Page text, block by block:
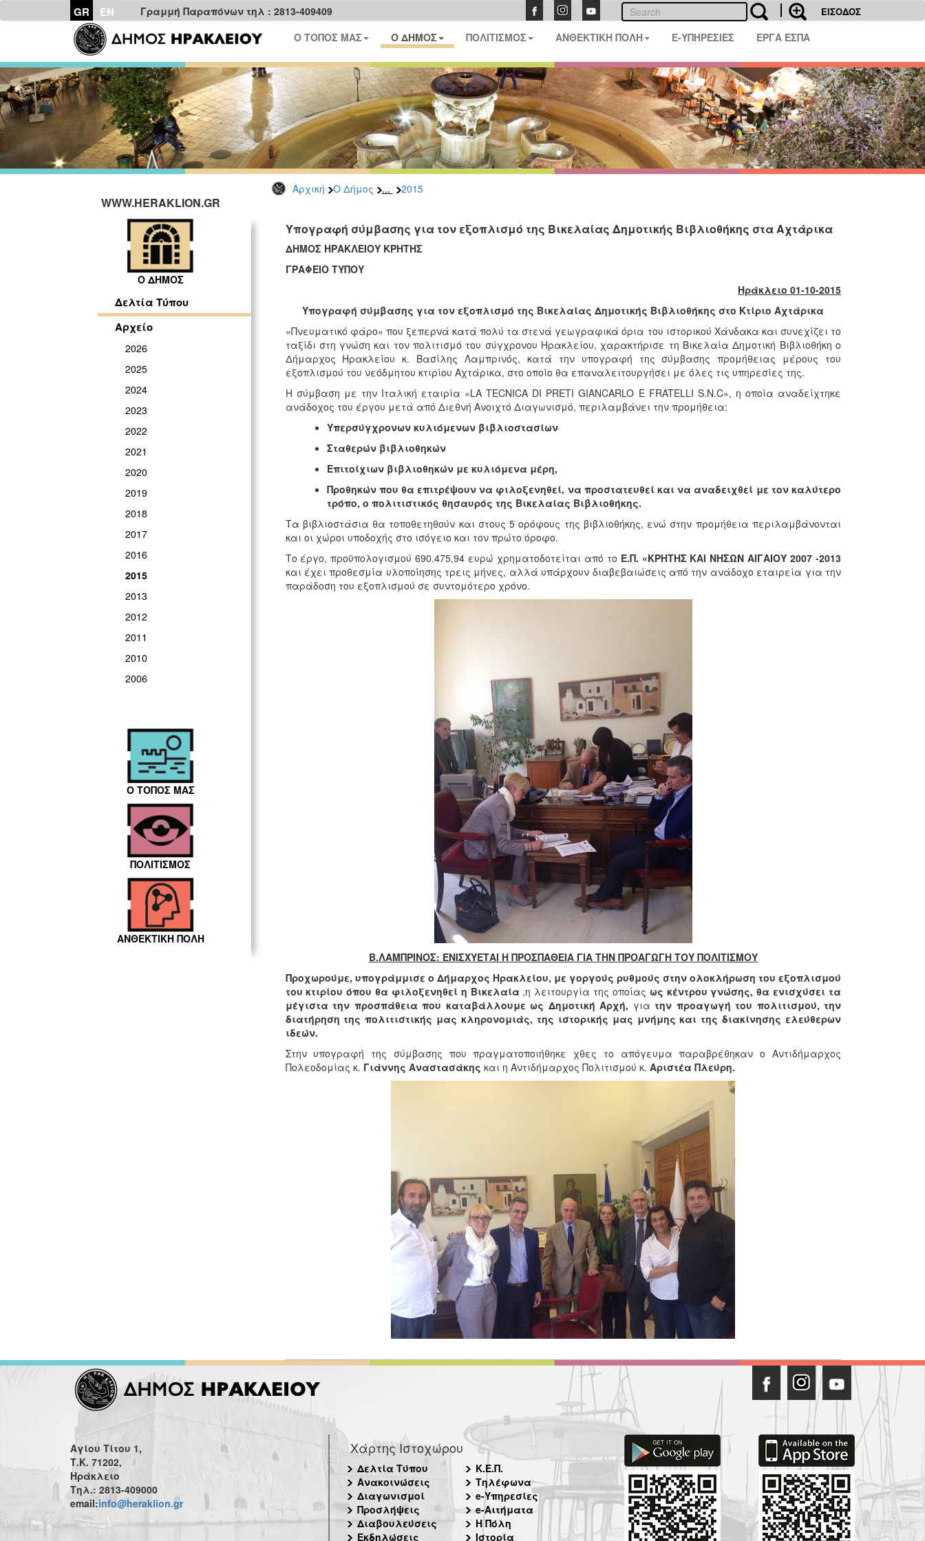
GR EN Γραμμή Παραπόνων τηλ : 2813-409409 ΕΙΣΟΔΟΣ
Ο ΤΟΠΟΣ ΜΑΣ Ο ΔΗΜΟΣ ΠΟΛΙΤΙΣΜΟΣ ΑΝΘΕΚΤΙΚΗ ΠΟΛΗ E-ΥΠΗΡΕΣΙΕΣ ΕΡΓΑ ΕΣΠΑ
Αρχική Ο Δήμος ... 2015
WWW.HERAKLION.GR
Ο ΔΗΜΟΣ
Δελτία Τύπου
Αρχείο
2026
2025
2024
2023
2022
2021
2020
2019
2018
2017
2016
2015
2013
2012
2011
2010
2006
Ο ΤΟΠΟΣ ΜΑΣ
ΠΟΛΙΤΙΣΜΟΣ
ΑΝΘΕΚΤΙΚΗ ΠΟΛΗ
Υπογραφή σύμβασης για τον εξοπλισμό της Βικελαίας Δημοτικής Βιβλιοθήκης στα Αχτάρικα
ΔΗΜΟΣ ΗΡΑΚΛΕΙΟΥ ΚΡΗΤΗΣ
ΓΡΑΦΕΙΟ ΤΥΠΟΥ
Ηράκλειο 01-10-2015
Υπογραφή σύμβασης για τον εξοπλισμό της Βικελαίας Δημοτικής Βιβλιοθήκης στο Κτίριο Αχτάρικα
«Πνευματικό φάρο» που ξεπερνά κατά πολύ τα στενά γεωγραφικά όρια του ιστορικού Χάνδακα και συνεχίζει το
ταξίδι στη γνώση και τον πολιτισμό του σύγχρονου Ηρακλείου, χαρακτήρισε τη Βικελαία Δημοτική Βιβλιοθήκη ο
Δήμαρχος Ηρακλείου κ. Βασίλης Λαμπρινός, κατά την υπογραφή της σύμβασης προμήθειας μέρους του
εξοπλισμού του νεόδμητου κτιρίου Αχτάρικα, στο οποίο θα επαναλειτουργήσει με όλες τις υπηρεσίες της.
Η σύμβαση με την Ιταλική εταιρία «LA TECNICA DI PRETI GIANCARLO E FRATELLI S.N.C», η οποία αναδείχτηκε
ανάδοχος του έργου μετά από Διεθνή Ανοιχτό Διαγωνισμό, περιλαμβάνει την προμήθεια:
Υπερσύγχρονων κυλιόμενων βιβλιοστασίων
Σταθερών βιβλιοθηκών
Επιτοίχιων βιβλιοθηκών με κυλιόμενα μέρη,
Προθηκών που θα επιτρέψουν να φιλοξενηθεί, να προστατευθεί και να αναδειχθεί με τον καλύτερο
τρόπο, ο πολιτιστικός θησαυρός της Βικελαίας Βιβλιοθήκης.
Τα βιβλιοστάσια θα τοποθετηθούν και στους 5 ορόφους της βιβλιοθήκης, ενώ στην προμήθεια περιλαμβάνονται
και οι χώροι υποδοχής στο ισόγειο και τον πρώτο όροφο.
Το έργο, προϋπολογισμού 690.475,94 ευρώ χρηματοδοτείται από το Ε.Π. «ΚΡΗΤΗΣ ΚΑΙ ΝΗΣΩΝ ΑΙΓΑΙΟΥ 2007 -2013
και έχει προθεσμία υλοποίησης τρεις μήνες, αλλά υπάρχουν διαβεβαιώσεις από την ανάδοχο εταιρεία για την
παράδοση του εξοπλισμού σε συντομότερο χρόνο.
Β.ΛΑΜΠΡΙΝΟΣ: ΕΝΙΣΧΥΕΤΑΙ Η ΠΡΟΣΠΑΘΕΙΑ ΓΙΑ ΤΗΝ ΠΡΟΑΓΩΓΗ ΤΟΥ ΠΟΛΙΤΙΣΜΟΥ
Προχωρούμε, υπογράμμισε ο Δήμαρχος Ηρακλείου, με γοργούς ρυθμούς στην ολοκλήρωση του εξοπλισμού
του κτιρίου όπου θα φιλοξενηθεί η Βικελαία ,η λειτουργία της οποίας ως κέντρου γνώσης, θα ενισχύσει τα
μέγιστα την προσπάθεια που καταβάλλουμε ως Δημοτική Αρχή, για την προαγωγή του πολιτισμού, την
διατήρηση της πολιτιστικής μας κληρονομιάς, της ιστορικής μας μνήμης και της διακίνησης ελεύθερων
ιδεών.
Στην υπογραφή της σύμβασης που πραγματοποιήθηκε χθες το απόγευμα παραβρέθηκαν ο Αντιδήμαρχος
Πολεοδομίας κ. Γιάννης Αναστασάκης και η Αντιδήμαρχος Πολιτισμού κ. Αριστέα Πλεύρη.
Αγίου Τίτου 1,
Τ.Κ. 71202,
Ηράκλειο
Τηλ.: 2813-409000
email:info@heraklion.gr
Χάρτης Ιστοχώρου
Δελτία Τύπου
Ανακοινώσεις
Διαγωνισμοί
Προσλήψεις
Διαβουλεύσεις
Εκδηλώσεις
Κ.Ε.Π.
Τηλέφωνα
e-Υπηρεσίες
e-Αιτήματα
Η Πόλη
Ιστορία